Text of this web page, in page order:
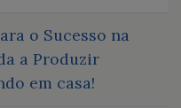
o Sucesso na
a Produzir
em casa!